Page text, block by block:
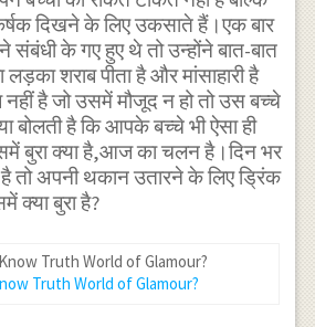
दिखने के लिए उकसाते हैं।एक बार
संबंधी के गए हुए थे तो उन्होंने बात-बात
शराब पीता है और मांसाहारी है
नहीं है जो उसमें मौजूद न हो तो उस बच्चे
बोलती है कि आपके बच्चे भी ऐसा ही
बुरा क्या है,आज का चलन है।दिन भर
तो अपनी थकान उतारने के लिए ड्रिंक
क्या बुरा है?
Truth World of Glamour?